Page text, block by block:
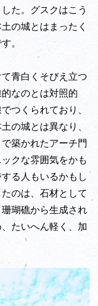
た。グスクはこう
の城とはまったく
。
青白くそびえ立つ
なのとは対照的
つくられており、
の城とは異なり、
築かれたアーチ門
クな雰囲気をかも
る人もいるかもし
のは、石材として
瑚礁から生成され
たいへん軽く、加